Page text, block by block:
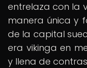
entrelaza con la
manera única y
de la capital
era vikinga en
y llena de